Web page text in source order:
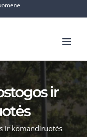
ir
ir komandiruotės